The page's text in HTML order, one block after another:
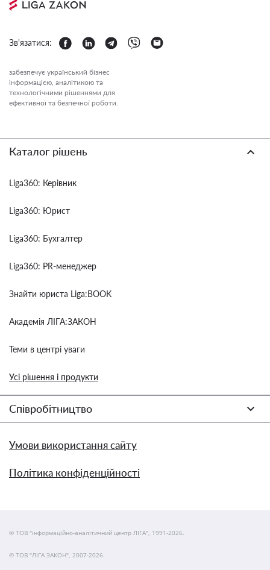
Зв'язатися:
забезпечує український бізнес
інформацією, аналітикою та
технологічними рішеннями для
ефективної та безпечної роботи.
Каталог рішень
Liga360: Керівник
Liga360: Юрист
Liga360: Бухгалтер
Liga360: PR-менеджер
Знайти юриста Liga:BOOK
Академія ЛІГА:ЗАКОН
Теми в центрі уваги
Усі рішення і продукти
Співробітництво
Умови використання сайту
Політика конфіденційності
© ТОВ "інформаційно-аналітичний центр ЛІГА", 1991-2026.
© ТОВ "ЛІГА ЗАКОН", 2007-2026.